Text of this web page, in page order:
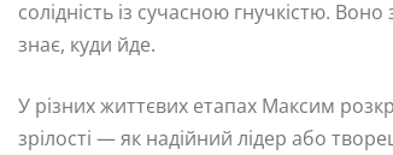
солідність із сучасною гнучкістю.
знає, куди йде.
У різних життєвих етапах Максим
зрілості — як надійний лідер або